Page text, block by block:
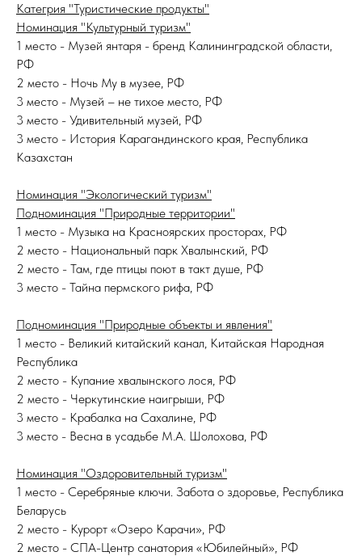
Категрия "Туристические продукты"
Номинация "Культурный туризм"
1 место - Музей янтаря - бренд Калининградской области,
РФ
2 место - Ночь Му в музее, РФ
3 место - Музей – не тихое место, РФ
3 место - Удивительный музей, РФ
3 место - История Карагандинского края, Республика
Казахстан
Номинация "Экологический туризм"
Подноминация "Природные территории"
1 место - Музыка на Красноярских просторах, РФ
2 место - Национальный парк Хвалынский, РФ
2 место - Там, где птицы поют в такт душе, РФ
3 место - Тайна пермского рифа, РФ
Подноминация "Природные объекты и явления"
1 место - Великий китайский канал, Китайская Народная
Республика
2 место - Купание хвалынского лося, РФ
2 место - Черкутинские наигрыши, РФ
3 место - Крабалка на Сахалине, РФ
3 место - Весна в усадьбе М.А. Шолохова, РФ
Номинация "Оздоровительный туризм"
1 место - Серебряные ключи. Забота о здоровье, Республика
Беларусь
2 место - Курорт «Озеро Карачи», РФ
2 место - СПА-Центр санатория «Юбилейный», РФ